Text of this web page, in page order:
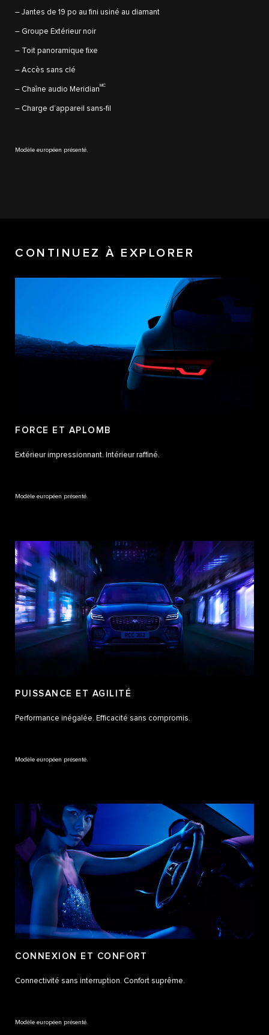
– Jantes de 19 po au fini usiné au diamant
– Groupe Extérieur noir
– Toit panoramique fixe
– Accès sans clé
– Chaîne audio MeridianMC
– Charge d’appareil sans-fil
Modèle européen présenté.
CONTINUEZ À EXPLORER
FORCE ET APLOMB
Extérieur impressionnant. Intérieur raffiné.
Modèle européen présenté.
PUISSANCE ET AGILITÉ
Performance inégalée. Efficacité sans compromis.
Modèle européen présenté.
CONNEXION ET CONFORT
Connectivité sans interruption. Confort suprême.
Modèle européen présenté.